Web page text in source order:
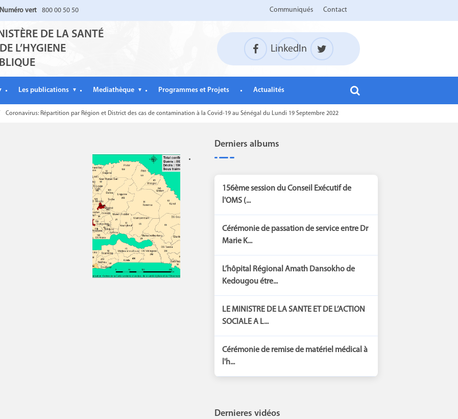
Numéro vert 800 00 50 50 Communiqués Contact
DE LA SANTÉ
L’HYGIENE
LinkedIn
Les publications ▼ Mediathèque ▼ Programmes et Projets Actualités
Coronavirus: Répartition par Région et District des cas de contamination à la Covid-19 au Sénégal du Lundi 19 Septembre 2022
Derniers albums
156ème session du Conseil Exécutif de
l'OMS (...
Cérémonie de passation de service entre Dr
Marie K...
L’hôpital Régional Amath Dansokho de
Kedougou étre...
LE MINISTRE DE LA SANTE ET DE L’ACTION
SOCIALE A L...
Cérémonie de remise de matériel médical à
l'h...
Dernieres vidéos